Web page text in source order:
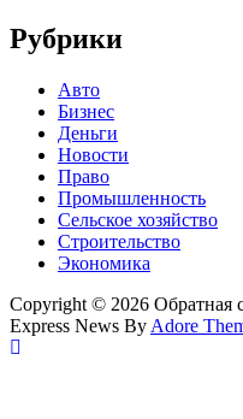
Рубрики
Авто
Бизнес
Деньги
Новости
Право
Промышленность
Сельское хозяйство
Строительство
Экономика
Copyright © 2026 Обратная
Express News By Adore